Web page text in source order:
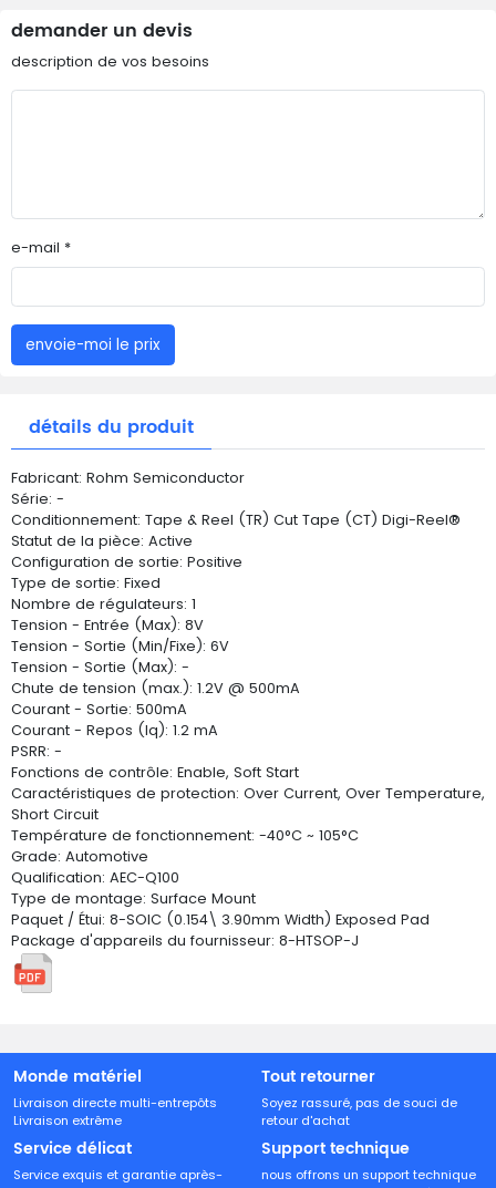
demander un devis
description de vos besoins
e-mail *
envoie-moi le prix
détails du produit
Fabricant: Rohm Semiconductor
Série: -
Conditionnement: Tape & Reel (TR) Cut Tape (CT) Digi-Reel®
Statut de la pièce: Active
Configuration de sortie: Positive
Type de sortie: Fixed
Nombre de régulateurs: 1
Tension - Entrée (Max): 8V
Tension - Sortie (Min/Fixe): 6V
Tension - Sortie (Max): -
Chute de tension (max.): 1.2V @ 500mA
Courant - Sortie: 500mA
Courant - Repos (Iq): 1.2 mA
PSRR: -
Fonctions de contrôle: Enable, Soft Start
Caractéristiques de protection: Over Current, Over Temperature,
Short Circuit
Température de fonctionnement: -40°C ~ 105°C
Grade: Automotive
Qualification: AEC-Q100
Type de montage: Surface Mount
Paquet / Étui: 8-SOIC (0.154\ 3.90mm Width) Exposed Pad
Package d'appareils du fournisseur: 8-HTSOP-J
Monde matériel
Livraison directe multi-entrepôts
Livraison extrême
Tout retourner
Soyez rassuré, pas de souci de
retour d'achat
Service délicat
Service exquis et garantie après-
Support technique
nous offrons un support technique